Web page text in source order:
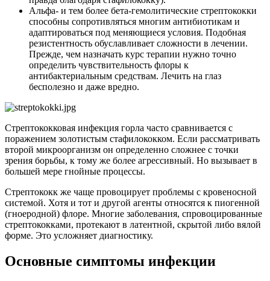
Альфа- и тем более бета-гемолитические стрептококки
способны сопротивляться многим антибиотикам и
адаптироваться под меняющиеся условия. Подобная
резистентность обуславливает сложности в лечении.
Прежде, чем назначать курс терапии нужно точно
определить чувствительность флоры к
антибактериальным средствам. Лечить на глаз
бесполезно и даже вредно.
Стрептококковая инфекция горла часто сравнивается с
поражением золотистым стафилококком. Если рассматривать
второй микроорганизм он определенно сложнее с точки
зрения борьбы, к тому же более агрессивный. Но вызывает в
большей мере гнойные процессы.
Стрептококк же чаще провоцирует проблемы с кровеносной
системой. Хотя и тот и другой агенты относятся к пиогенной
(гноеродной) флоре. Многие заболевания, спровоцированные
стрептококками, протекают в латентной, скрытой либо вялой
форме. Это усложняет диагностику.
Основные симптомы инфекции